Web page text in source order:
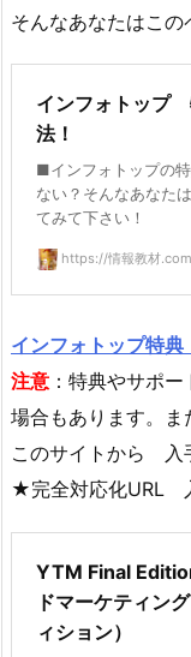
そんなあなたはこの
インフォトッ
法！
■インフォトップの
ない？そんなあなた
てみて下さい！
https://情報教材
インフォトップ特
注意 ：特典やサポ
場合もあります。
このサイトから 入
★完全対応化URL
YTM Final
ドマーケティン
ィション）